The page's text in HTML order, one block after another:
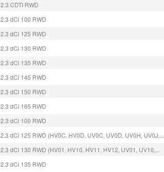
2.3 CDTI RWD
2.3 dCi 100 RWD
2.3 dCi 125 RWD
2.3 dCi 130 RWD
2.3 dCi 135 RWD
2.3 dCi 145 RWD
2.3 dCi 150 RWD
2.3 dCi 165 RWD
2.3 dCi 100 RWD
2.3 dCi 125 RWD (HV0C, HV0D, UV0C, UV0D, UV0H, UV0J,...
2.3 dCi 130 RWD (HV01, HV10, HV11, HV12, UV01, UV10,...
2.3 dCi 135 RWD